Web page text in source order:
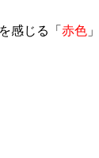
感じる「 赤色